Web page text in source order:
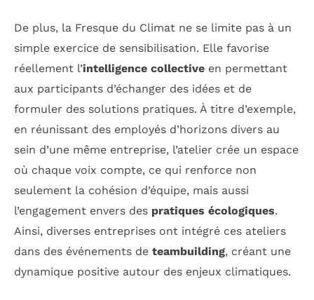
De plus, la Fresque du Climat ne se limite pas à un
simple exercice de sensibilisation. Elle favorise
réellement l’intelligence collective en permettant
aux participants d’échanger des idées et de
formuler des solutions pratiques. À titre d’exemple,
en réunissant des employés d’horizons divers au
sein d’une même entreprise, l’atelier crée un espace
où chaque voix compte, ce qui renforce non
seulement la cohésion d’équipe, mais aussi
l’engagement envers des pratiques écologiques.
Ainsi, diverses entreprises ont intégré ces ateliers
dans des événements de teambuilding, créant une
dynamique positive autour des enjeux climatiques.